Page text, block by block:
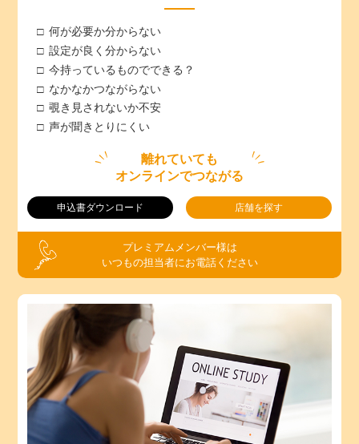
何が必要か分からない
設定が良く分からない
今持っているものでできる？
なかなかつながらない
覗き見されないか不安
声が聞きとりにくい
離れていても
オンラインでつながる
申込書ダウンロード 店舗を探す
プレミアムメンバー様は
いつもの担当者にお電話ください